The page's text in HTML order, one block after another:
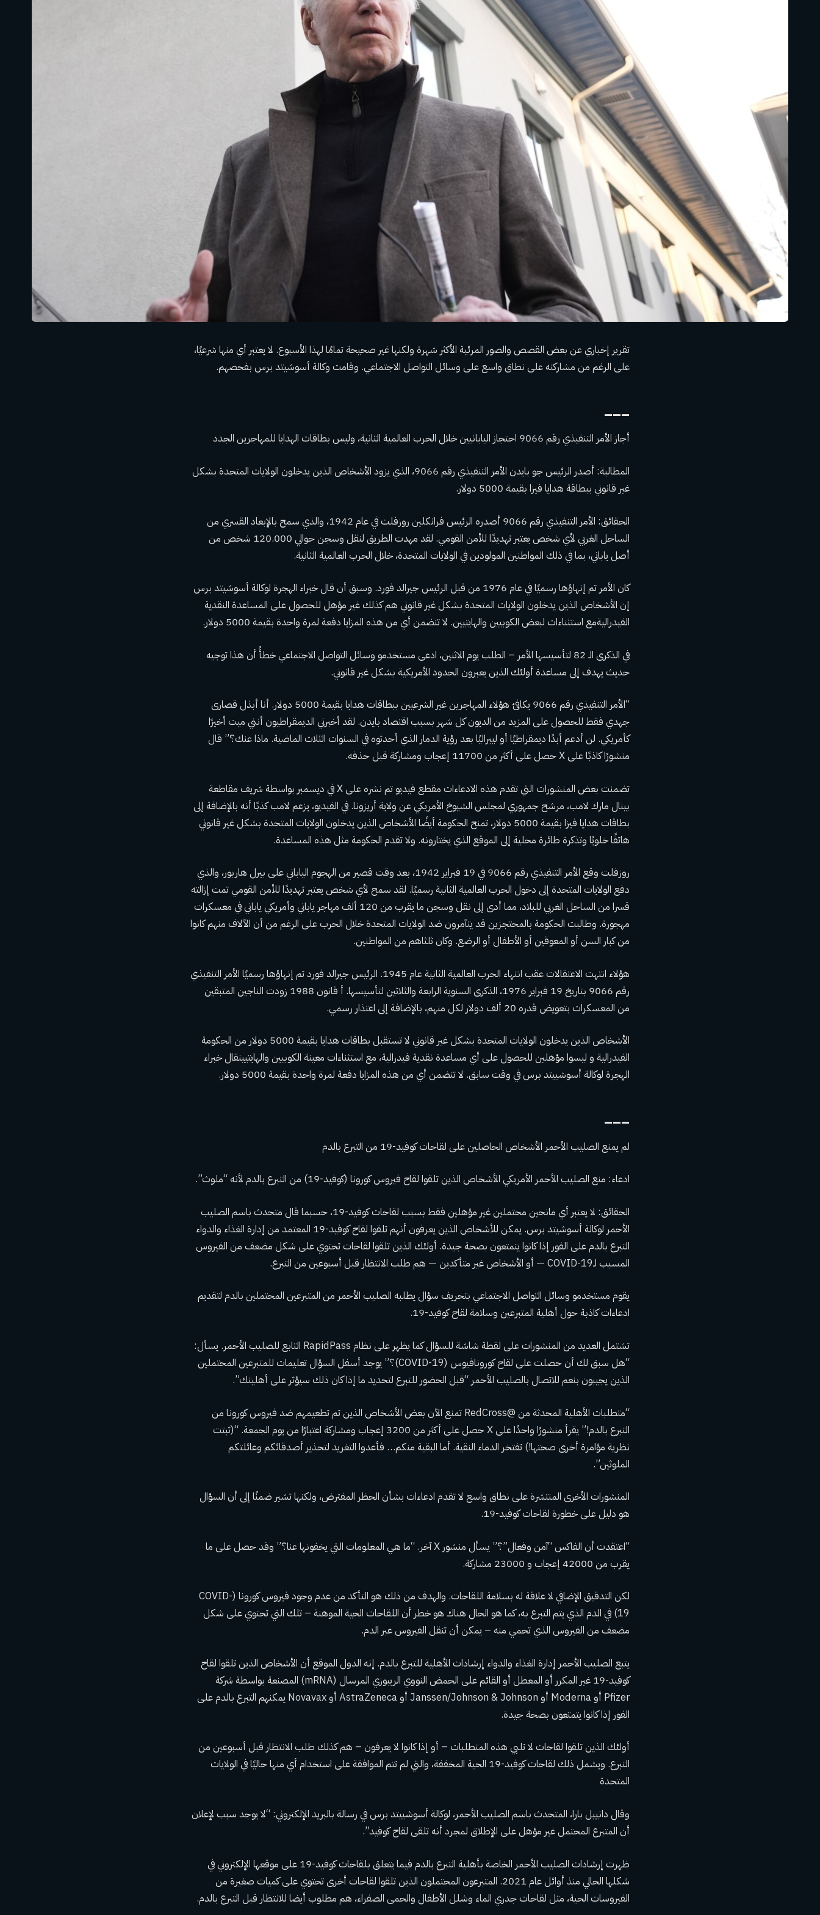
تقرير إخباري عن بعض القصص والصور المرئية الأكثر شهرة ولكنها غير صحيحة تمامًا لهذا الأسبوع. لا يعتبر أي منها شرعيًا،
على الرغم من مشاركته على نطاق واسع على وسائل التواصل الاجتماعي. وقامت وكالة أسوشيتد برس بفحصهم.
أجاز الأمر التنفيذي رقم 9066 احتجاز اليابانيين خلال الحرب العالمية الثانية، وليس بطاقات الهدايا للمهاجرين الجدد
المطالبة: أصدر الرئيس جو بايدن الأمر التنفيذي رقم 9066، الذي يزود الأشخاص الذين يدخلون الولايات المتحدة بشكل
غير قانوني ببطاقة هدايا فيزا بقيمة 5000 دولار.
الحقائق: الأمر التنفيذي رقم 9066
أصدره الرئيس فرانكلين روزفلت في عام 1942، والذي سمح بالإبعاد القسري من
الساحل الغربي لأي شخص يعتبر تهديدًا للأمن القومي. لقد مهدت الطريق لنقل وسجنحوالي 120.000 شخص
من
أصل ياباني، بما في ذلك المواطنين المولودين في الولايات المتحدة، خلال الحرب العالمية الثانية.
كان الأمر تم إنهاؤها رسميًا
في عام 1976 من قبل الرئيس جيرالد فورد. وسبق أن قال خبراء الهجرة لوكالة أسوشيتد برس
إن الأشخاص الذين يدخلون الولايات المتحدة بشكل غير قانوني هم كذلكغير مؤهل للحصول على المساعدة النقدية
الفيدراليةمع استثناءات لبعض الكوبيين والهايتيين. لا تتضمن أي من هذه المزايا دفعة لمرة واحدة بقيمة 5000 دولار.
في الذكرى الـ 82 لتأسيسها الأمر – الطلب يوم الاثنين، ادعى مستخدمو وسائل التواصل الاجتماعي خطأً أن هذا توجيه
حديث يهدف إلى مساعدة أولئك الذين يعبرون الحدود الأمريكية بشكل غير قانوني.
“الأمر التنفيذي رقم 9066 يكافئ هؤلاء المهاجرين غير الشرعيين ببطاقات هدايا بقيمة 5000 دولار. أنا أبذل قصارى
جهدي فقط للحصول على المزيد من الديون كل شهر بسبب اقتصاد بايدن. لقد أخبرني الديمقراطيون أنني ميت أخيرًا
كأمريكي. لن أدعم أبدًا ديمقراطيًا أو ليبراليًا بعد رؤية الدمار الذي أحدثوه في السنوات الثلاث الماضية. ماذا عنك؟” قال
منشورًا كاذبًا على X حصل على أكثر من 11700 إعجاب ومشاركة قبل حذفه.
تضمنت بعض المنشورات التي تقدم هذه الادعاءات مقطع فيديو تم نشره على X في ديسمبر بواسطة
شريف مقاطعة
بينال مارك لامب، مرشح جمهوري لمجلس الشيوخ الأمريكي عن ولاية أريزونا. في الفيديو، يزعم لامب كذبًا أنه بالإضافة إلى
بطاقات هدايا فيزا بقيمة 5000 دولار، تمنح الحكومة أيضًا الأشخاص الذين يدخلون الولايات المتحدة بشكل غير قانوني
هاتفًا خلويًا وتذكرة طائرة محلية إلى الموقع الذي يختارونه. ولا تقدم الحكومة مثل هذه المساعدة.
روزفلت وقع الأمر التنفيذي رقم 9066
في 19 فبراير 1942، بعد وقت قصير من الهجوم الياباني على بيرل هاربور، والذي
دفع الولايات المتحدة إلى دخول الحرب العالمية الثانية رسميًا. لقد سمح لأي شخص يعتبر تهديدًا للأمن القوميتمت إزالته
قسرا
من الساحل الغربي للبلاد، مما أدى إلى نقل وسجن ما يقرب من 120 ألف مهاجر ياباني وأمريكي ياباني في معسكرات
مهجورة. وطالبت الحكومة بالمحتجزين قد يتآمرون ضد الولايات المتحدةخلال الحرب على الرغم من أن الآلاف منهم كانوا
من كبار السن أو المعوقين أو الأطفال أو الرضع. وكان ثلثاهم من المواطنين.
هؤلاء انتهت الاعتقالاتعقب انتهاء الحرب العالمية الثانية عام 1945. الرئيس جيرالد فورد تم إنهاؤها رسميًا الأمر التنفيذي
رقم 9066 بتاريخ 19 فبراير 1976، الذكرى السنوية الرابعة والثلاثين لتأسيسها. أ
قانون 1988
زودت الناجين المتبقين
من المعسكرات بتعويض قدره 20 ألف دولار لكل منهم، بالإضافة إلى اعتذار رسمي.
الأشخاص الذين يدخلون الولايات المتحدة بشكل غير قانوني لا تستقبل
بطاقات هدايا بقيمة 5000 دولار من الحكومة
الفيدرالية و ليسوا مؤهلين للحصول على أي مساعدة نقدية فيدرالية، مع استثناءات معينة الكوبيين والهايتيينقال خبراء
الهجرة لوكالة أسوشييتد برس في وقت سابق. لا تتضمن أي من هذه المزايا دفعة لمرة واحدة بقيمة 5000 دولار.
لم يمنع الصليب الأحمر الأشخاص الحاصلين على لقاحات كوفيد-19 من التبرع بالدم
ادعاء: منع الصليب الأحمر الأمريكي الأشخاص الذين تلقوا لقاح فيروس كورونا (كوفيد-19) من التبرع بالدم لأنه “ملوث”.
الحقائق: لا يعتبر أي مانحين محتملين غير مؤهلين فقط بسبب لقاحات كوفيد-19، حسبما قال متحدث باسم الصليب
الأحمر لوكالة أسوشيتد برس. يمكن للأشخاص الذين يعرفون أنهم تلقوا لقاح كوفيد-19 المعتمد من إدارة الغذاء والدواء
التبرع بالدم على الفور إذا كانوا يتمتعون بصحة جيدة. أولئك الذين تلقوا لقاحات تحتوي على شكل مضعف من الفيروس
المسبب لـCOVID-19 — أو الأشخاص غير متأكدين — هم
طلب الانتظار قبل أسبوعين من التبرع.
يقوم مستخدمو وسائل التواصل الاجتماعي بتحريف سؤال يطلبه الصليب الأحمر من المتبرعين المحتملين بالدم لتقديم
ادعاءات كاذبة حول أهلية المتبرعين وسلامة لقاح كوفيد-19.
تشتمل العديد من المنشورات على لقطة شاشة للسؤال كما يظهر على نظام RapidPass التابع للصليب الأحمر. يسأل:
“هل سبق لك أن حصلت على لقاح كورونافيوس (COVID-19)؟” يوجد أسفل السؤال تعليمات للمتبرعين المحتملين
الذين يجيبون بنعم للاتصال بالصليب الأحمر “قبل الحضور للتبرع لتحديد ما إذا كان ذلك سيؤثر على أهليتك”.
“متطلبات الأهلية المحدثة من @RedCross تمنع الآن بعض الأشخاص الذين تم تطعيمهم ضد فيروس كورونا من
التبرع بالدم!” يقرأ منشورًا واحدًا على X حصل على أكثر من 3200 إعجاب ومشاركة اعتبارًا من يوم الجمعة. “(ثبتت
نظرية مؤامرة أخرى صحتها!) تفتخر الدماء النقية. أما البقية منكم… فأعدوا التغريد لتحذير أصدقائكم وعائلتكم
الملوثين”.
المنشورات الأخرى المنتشرة على نطاق واسع لا تقدم ادعاءات بشأن الحظر المفترض، ولكنها تشير ضمنًا إلى أن السؤال
هو دليل على خطورة لقاحات كوفيد-19.
“اعتقدت أن الفاكس “آمن وفعال”؟” يسأل منشور X آخر. “ما هي المعلومات التي يخفونها عنا؟” وقد حصل على ما
يقرب من 42000 إعجاب و 23000 مشاركة.
لكن التدقيق الإضافي لا علاقة له بسلامة اللقاحات. والهدف من ذلك هو التأكد من عدم وجود فيروس كورونا (COVID-
19) في الدم الذي يتم التبرع به، كما هو الحال هناك
هو خطر أن اللقاحات الحية الموهنة – تلك التي تحتوي على شكل
مضعف من الفيروس الذي تحمي منه – يمكن أن تنقل الفيروس عبر الدم.
يتبع الصليب الأحمر إدارة الغذاء والدواء إرشادات الأهلية للتبرع بالدم. إنه الدول الموقع أن الأشخاص الذين تلقوا لقاح
كوفيد-19 غير المكرر أو المعطل أو القائم على الحمض النووي الريبوزي المرسال (mRNA) المصنعة بواسطة شركة
Pfizer أو Moderna أو Janssen/Johnson & Johnson أو AstraZeneca أو Novavax يمكنهم التبرع بالدم على
الفور إذا كانوا يتمتعون بصحة جيدة.
أولئك الذين تلقوا لقاحات لا تلبي هذه المتطلبات – أو إذا كانوا لا يعرفون – هم كذلك طلب الانتظار قبل أسبوعين من
التبرع. ويشمل ذلك لقاحات كوفيد-19 الحية المخففة، والتي لم تتم الموافقة على استخدام أي منها حاليًا في الولايات
المتحدة
وقال دانييل بارا، المتحدث باسم الصليب الأحمر، لوكالة أسوشييتد برس في رسالة بالبريد الإلكتروني: “لا يوجد سبب لإعلان
أن المتبرع المحتمل غير مؤهل على الإطلاق لمجرد أنه تلقى لقاح كوفيد”.
ظهرت إرشادات الصليب الأحمر الخاصة بأهلية التبرع بالدم فيما يتعلق بلقاحات كوفيد-19 على موقعها الإلكتروني في
شكلها الحالي منذ أوائل عام 2021
. المتبرعون المحتملون الذين تلقوا لقاحات أخرى تحتوي على كميات صغيرة من
الفيروسات الحية، مثل لقاحات جدري الماء وشلل الأطفال والحمى الصفراء، هم مطلوب أيضا للانتظار قبل التبرع بالدم.